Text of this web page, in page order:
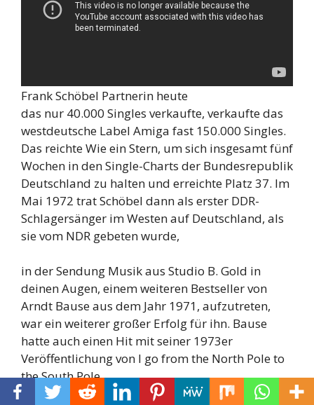
Frank Schöbel Partnerin heute
das nur 40.000 Singles verkaufte, verkaufte das
westdeutsche Label Amiga fast 150.000 Singles.
Das reichte Wie ein Stern, um sich insgesamt fünf
Wochen in den Single-Charts der Bundesrepublik
Deutschland zu halten und erreichte Platz 37. Im
Mai 1972 trat Schöbel dann als erster DDR-
Schlagersänger im Westen auf Deutschland, als
sie vom NDR gebeten wurde,
in der Sendung Musik aus Studio B. Gold in
deinen Augen, einem weiteren Bestseller von
Arndt Bause aus dem Jahr 1971, aufzutreten,
war ein weiterer großer Erfolg für ihn. Bause
hatte auch einen Hit mit seiner 1973er
Veröffentlichung von I go from the North Pole to
the South Pole.
Schöbel vertrat die DDR bei der WM-